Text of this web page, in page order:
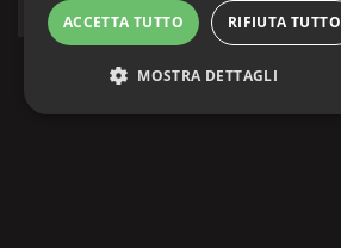
1 2 3
ACCETTA TUTTO RIFIUTA TUTTO
MOSTRA DETTAGLI